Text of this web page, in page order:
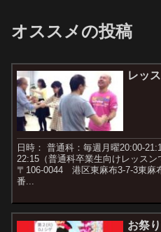
オススメの投稿
レッ
日時： 普通科：毎週月曜20:00-
22:15（普通科卒業生向けレッス
〒106-0044 港区東麻布3-7-3東
番...
お祭